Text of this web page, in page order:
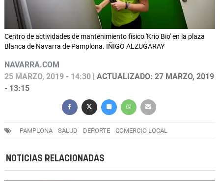
Centro de actividades de mantenimiento físico 'Krio Bio' en la plaza
Blanca de Navarra de Pamplona. IÑIGO ALZUGARAY
NAVARRA.COM
25 MARZO, 2019 - 14:30 | ACTUALIZADO: 27 MARZO, 2019
- 13:15
PAMPLONA SALUD DEPORTE COMERCIO LOCAL
NOTICIAS RELACIONADAS